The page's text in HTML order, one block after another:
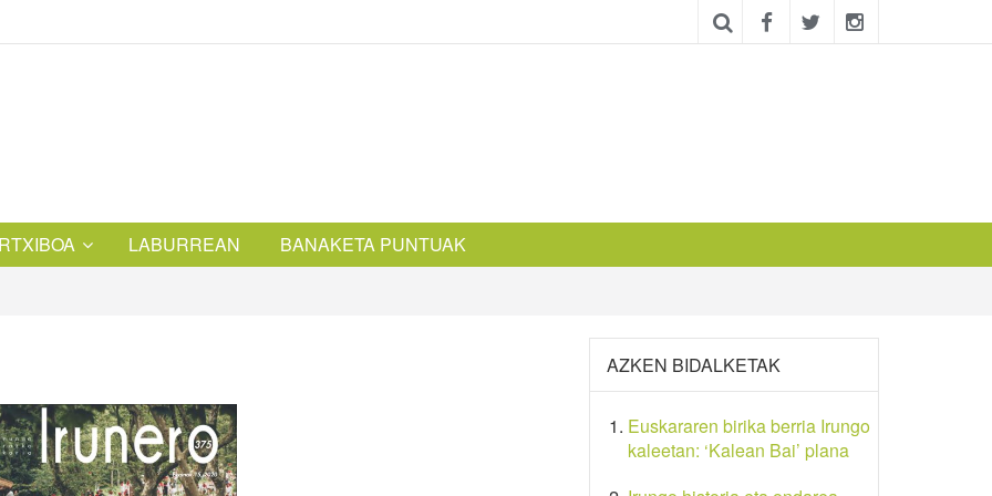
LABURREAN BANAKETA PUNTUAK
AZKEN BIDALKETAK
Euskararen birika berria Irungo
kaleetan: ‘Kalean Bai’ plana